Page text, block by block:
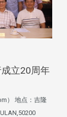
立20周年
） 地点：吉隆